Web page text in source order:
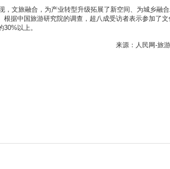
文旅融合，为产业转型升级拓展了新空间、为城乡融
据中国旅游研究院的调查，超八成受访者表示参加了文
以上。
来源：人民网-旅